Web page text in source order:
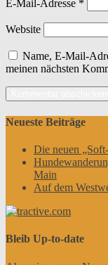
E-Mail-Adresse *
Website
Name, E-Mail-
meinen nächsten
Neueste Beiträge
Die neuen
Main
Auf dem
Bleib Up-to-date